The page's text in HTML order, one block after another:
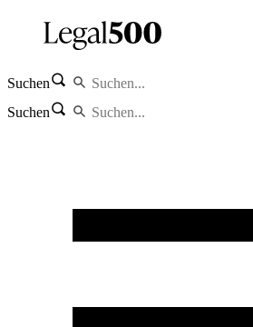
Suchen
Suchen